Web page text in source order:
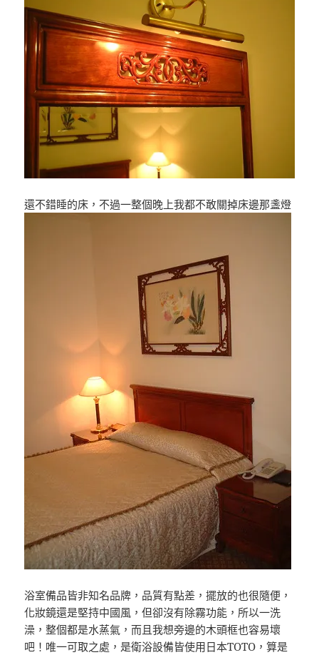
還不錯睡的床，不過一整個晚上我都不敢關掉床邊那盞燈
浴室備品皆非知名品牌，品質有點差，擺放的也很隨便，
化妝鏡還是堅持中國風，但卻沒有除霧功能，所以一洗
澡，整個都是水蒸氣，而且我想旁邊的木頭框也容易壞
吧！唯一可取之處，是衛浴設備皆使用日本TOTO，算是